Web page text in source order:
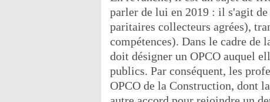
parler de lui en 2019 : il s'agit
paritaires collecteurs agrées),
compétences). Dans le cadre de
doit désigner un OPCO auquel
publics. Par conséquent, les
OPCO de la Construction, dont